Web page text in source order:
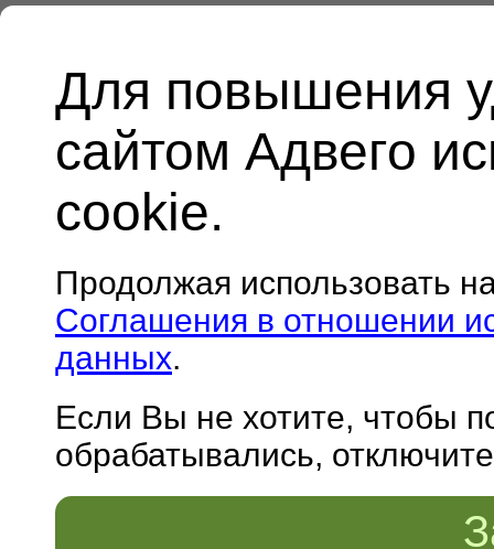
Для повышения
сайтом Адвего
cookie.
Продолжая использовать
Соглашения в отношении
данных.
Если Вы не хотите, чтобы
обрабатывались,